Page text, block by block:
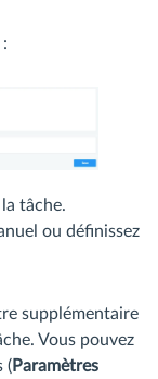
:
tâche.
ou définissez
supplémentaire
Vous pouvez
(Paramètres